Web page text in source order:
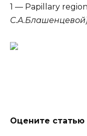
1 — Papillary
Оцените статью